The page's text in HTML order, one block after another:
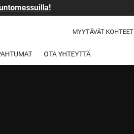
MYYTÄVÄT KOHTEET
OTA YHTEYTTÄ